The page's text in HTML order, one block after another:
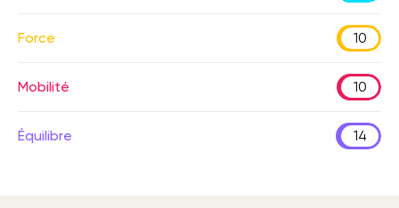
Force 10
Mobilité 10
Équilibre 14